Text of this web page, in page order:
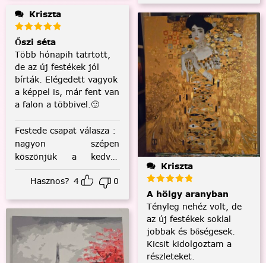
Kriszta
Őszi séta
Több hónapih tatrtott,
de az új festékek jól
bírták. Elégedett vagyok
a képpel is, már fent van
a falon a többivel.🙂
Festede csapat válasza :
nagyon szépen
köszönjük a kedves
visszajelzést! :)
Hasznos? 4 0
Kriszta
A hölgy aranyban
Tényleg nehéz volt, de
az új festékek soklal
jobbak és bőségesek.
Kicsit kidolgoztam a
részleteket.